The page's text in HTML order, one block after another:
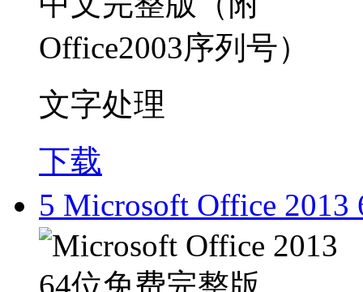
文字处理
下载
5 Microsoft Office